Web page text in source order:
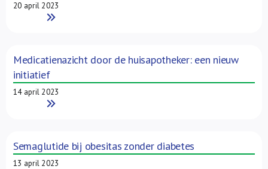
20 april 2023
Read More
Medicatienazicht door de huisapotheker: een nieuw
initiatief
14 april 2023
Read More
Semaglutide bij obesitas zonder diabetes
13 april 2023